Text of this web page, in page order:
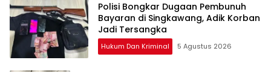
Polisi Bongkar Dugaan Pembunuh
Bayaran di Singkawang, Adik Korban
Jadi Tersangka
Hukum Dan Kriminal 5 Agustus 2026